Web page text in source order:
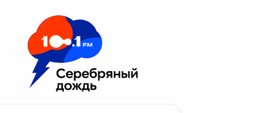
Москва 100.1 FM
Апатиты